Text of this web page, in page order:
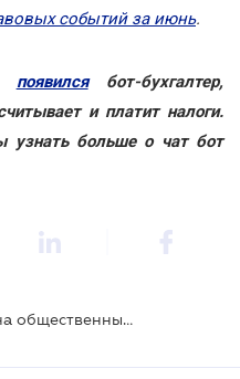
событий за июнь.
появилсябот-бухгалтер,
и платит налоги.
узнать больше о чат бот
Владельцы гаражей не могут на общественных началах быть охранниками